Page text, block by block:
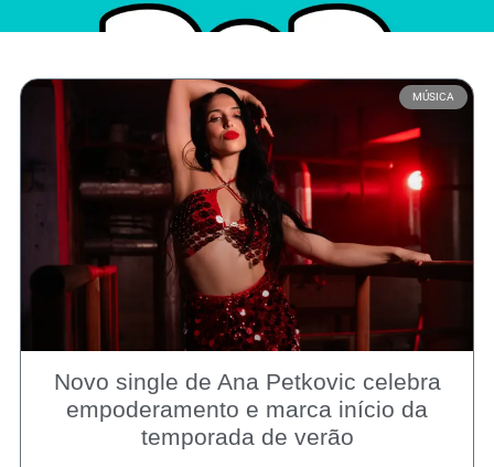
MÚSICA
Novo single de Ana Petkovic celebra
empoderamento e marca início da
temporada de verão